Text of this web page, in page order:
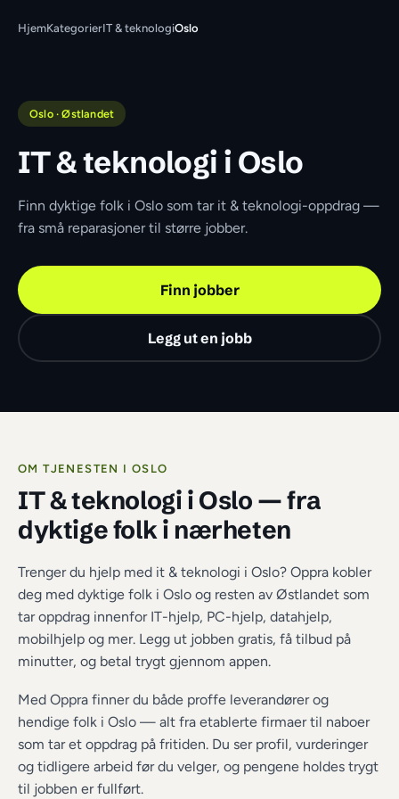
HjemKategorierIT & teknologiOslo
Oslo · Østlandet
IT & teknologi i Oslo
Finn dyktige folk i Oslo som tar it & teknologi-oppdrag —
fra små reparasjoner til større jobber.
Finn jobber
Legg ut en jobb
OM TJENESTEN I OSLO
IT & teknologi i Oslo — fra
dyktige folk i nærheten
Trenger du hjelp med it & teknologi i Oslo? Oppra kobler
deg med dyktige folk i Oslo og resten av Østlandet som
tar oppdrag innenfor IT-hjelp, PC-hjelp, datahjelp,
mobilhjelp og mer. Legg ut jobben gratis, få tilbud på
minutter, og betal trygt gjennom appen.
Med Oppra finner du både proffe leverandører og
hendige folk i Oslo — alt fra etablerte firmaer til naboer
som tar et oppdrag på fritiden. Du ser profil, vurderinger
og tidligere arbeid før du velger, og pengene holdes trygt
til jobben er fullført.